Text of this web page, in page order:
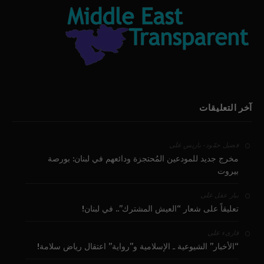
آخر التعليقات
فضيل حمّود - باريس على
مخرج جديد للمودعين المُحتجزة ودائعهم في لبنان: بورصة
بيروت
بيار عقل على
تعليقاً على شعار “العيش المشترك”.. في لبنان!
قارىء على
“الأخبار” الشيوعية ـ الإسلامية و”رواية” اعتقال رياض سلامة!